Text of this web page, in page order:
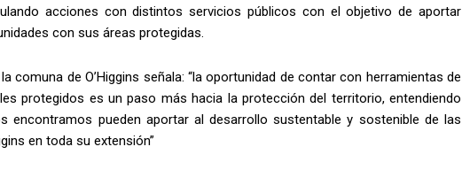
acciones con distintos servicios públicos con el objetivo de aportar
con sus áreas protegidas.
comuna de O’Higgins señala: “la oportunidad de contar con herramientas de
protegidos es un paso más hacia la protección del territorio, entendiendo
encontramos pueden aportar al desarrollo sustentable y sostenible de las
en toda su extensión”